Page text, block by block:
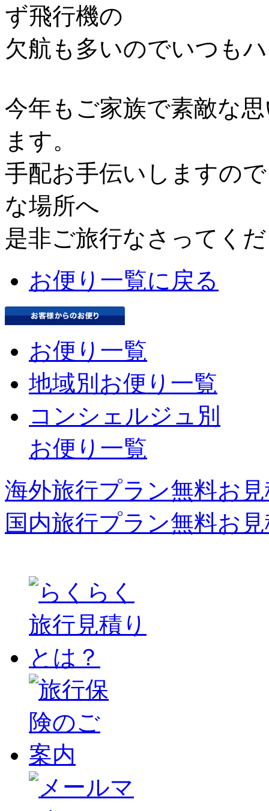
ず飛行機の
欠航も多いのでいつも
今年もご家族で素敵な
ます。
手配お手伝いしますの
な場所へ
是非ご旅行なさってく
お便り一覧に戻る
お便り一覧
地域別お便り一覧
コンシェルジュ別
お便り一覧
海外旅行プラン無料お
国内旅行プラン無料お